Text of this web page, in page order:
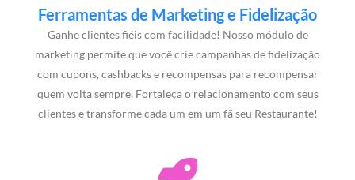
Ferramentas de Marketing e Fidelização
Ganhe clientes fiéis com facilidade! Nosso módulo de
marketing permite que você crie campanhas de fidelização
com cupons, cashbacks e recompensas para recompensar
quem volta sempre. Fortaleça o relacionamento com seus
clientes e transforme cada um em um fã seu Restaurante!